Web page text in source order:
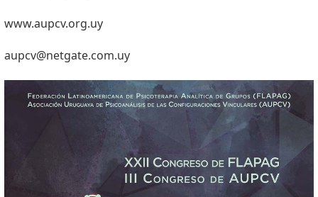
www.aupcv.org.uy
aupcv@netgate.com.uy